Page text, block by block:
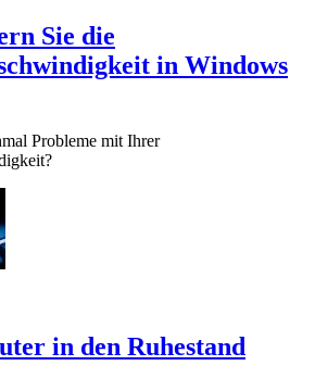
Sie die
in Windows
Probleme mit Ihrer
in den Ruhestand